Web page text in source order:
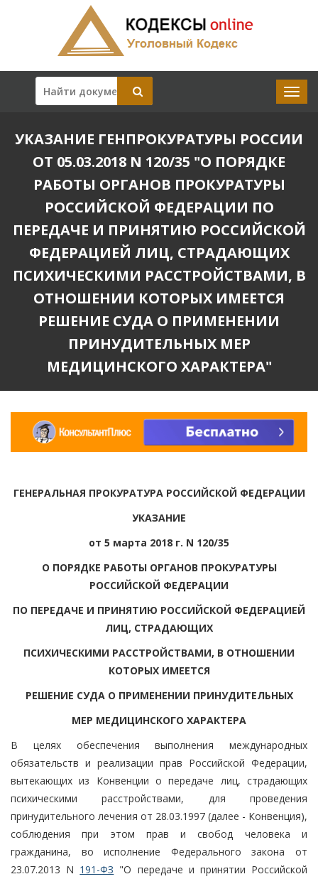
УКАЗАНИЕ ГЕНПРОКУРАТУРЫ РОССИИ
ОТ 05.03.2018 N 120/35 "О ПОРЯДКЕ
РАБОТЫ ОРГАНОВ ПРОКУРАТУРЫ
РОССИЙСКОЙ ФЕДЕРАЦИИ ПО
ПЕРЕДАЧЕ И ПРИНЯТИЮ РОССИЙСКОЙ
ФЕДЕРАЦИЕЙ ЛИЦ, СТРАДАЮЩИХ
ПСИХИЧЕСКИМИ РАССТРОЙСТВАМИ, В
ОТНОШЕНИИ КОТОРЫХ ИМЕЕТСЯ
РЕШЕНИЕ СУДА О ПРИМЕНЕНИИ
ПРИНУДИТЕЛЬНЫХ МЕР
МЕДИЦИНСКОГО ХАРАКТЕРА"
ГЕНЕРАЛЬНАЯ ПРОКУРАТУРА РОССИЙСКОЙ ФЕДЕРАЦИИ
УКАЗАНИЕ
от 5 марта 2018 г. N 120/35
О ПОРЯДКЕ РАБОТЫ ОРГАНОВ ПРОКУРАТУРЫ
РОССИЙСКОЙ ФЕДЕРАЦИИ
ПО ПЕРЕДАЧЕ И ПРИНЯТИЮ РОССИЙСКОЙ ФЕДЕРАЦИЕЙ
ЛИЦ, СТРАДАЮЩИХ
ПСИХИЧЕСКИМИ РАССТРОЙСТВАМИ, В ОТНОШЕНИИ
КОТОРЫХ ИМЕЕТСЯ
РЕШЕНИЕ СУДА О ПРИМЕНЕНИИ ПРИНУДИТЕЛЬНЫХ
МЕР МЕДИЦИНСКОГО ХАРАКТЕРА
В целях обеспечения выполнения международных
обязательств и реализации прав Российской Федерации,
вытекающих из Конвенции о передаче лиц, страдающих
психическими расстройствами, для проведения
принудительного лечения от 28.03.1997 (далее - Конвенция),
соблюдения при этом прав и свобод человека и
гражданина, во исполнение Федерального закона от
23.07.2013 N 191-ФЗ "О передаче и принятии Российской